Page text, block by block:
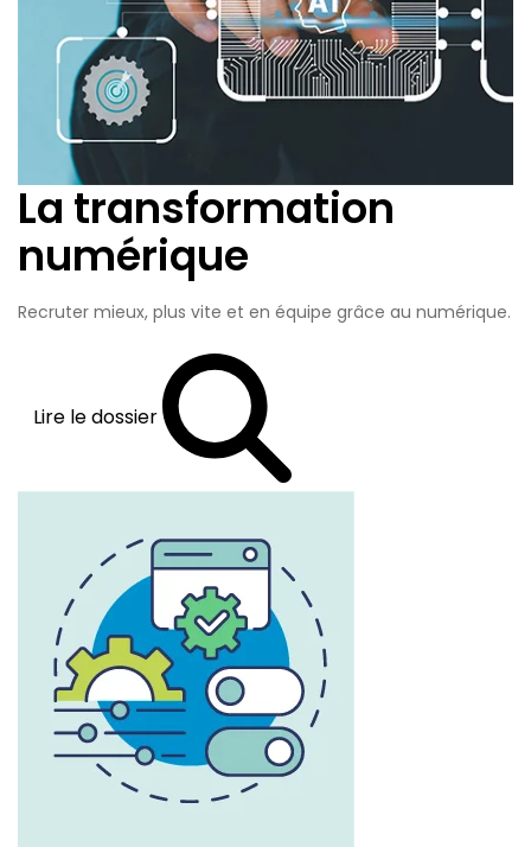
La transformation
numérique
Recruter mieux, plus vite et en équipe grâce au numérique.
Lire le dossier